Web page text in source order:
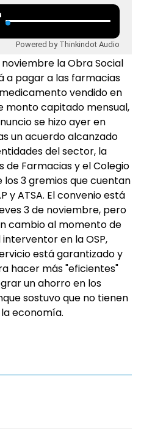
Powered by Thinkindot Audio
la Obra Social
a pagar a las farmacias
vendido en
monto capitado mensual,
se hizo ayer en
un acuerdo alcanzado
del sector, la
de Farmacias y el Colegio
3 gremios que cuentan
y ATSA. El convenio está
3 de noviembre, pero
cambio al momento de
en la OSP,
está garantizado y
hacer más "eficientes"
un ahorro en los
sostuvo que no tienen
economía.